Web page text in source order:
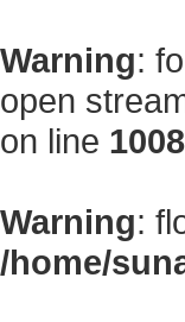
Warning:
open
on line 1008
Warning:
/home/